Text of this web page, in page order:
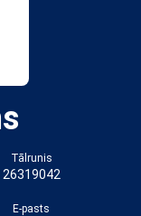
Tālrunis
26319042
E-pasts